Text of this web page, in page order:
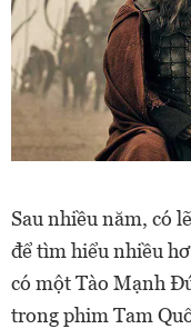
Sau nhiều năm, có
để tìm hiểu nhiều
có một Tào Mạnh
trong phim Tam